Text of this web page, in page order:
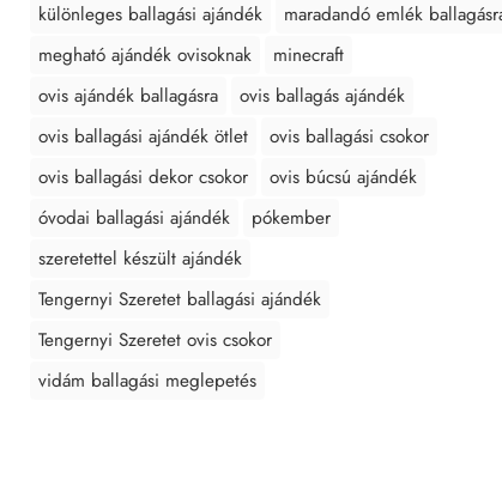
különleges ballagási ajándék
maradandó emlék
megható ajándék ovisoknak
minecraft
ovis ajándék ballagásra
ovis ballagás ajándék
ovis ballagási ajándék ötlet
ovis ballagási csokor
ovis ballagási dekor csokor
ovis búcsú ajándék
óvodai ballagási ajándék
pókember
szeretettel készült ajándék
Tengernyi Szeretet ballagási ajándék
Tengernyi Szeretet ovis csokor
vidám ballagási meglepetés